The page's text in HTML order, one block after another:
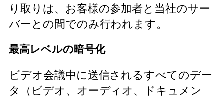
り取りは、お客様の参加者と当社のサー
バーとの間でのみ行われます。
最高レベルの暗号化
ビデオ会議中に送信されるすべてのデー
タ（ビデオ、オーディオ、ドキュメン